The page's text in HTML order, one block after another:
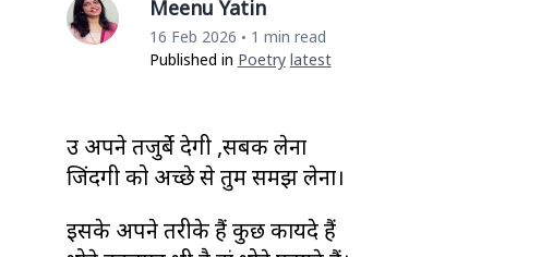
Meenu Yatin
16 Feb 2026 • 1 min read
Published in Poetry Latest
उम्र अपने तजुर्बे देगी ,सबक लेना
जिंदगी को अच्छे से तुम समझ लेना।
इसके अपने तरीके हैं कुछ कायदे हैं